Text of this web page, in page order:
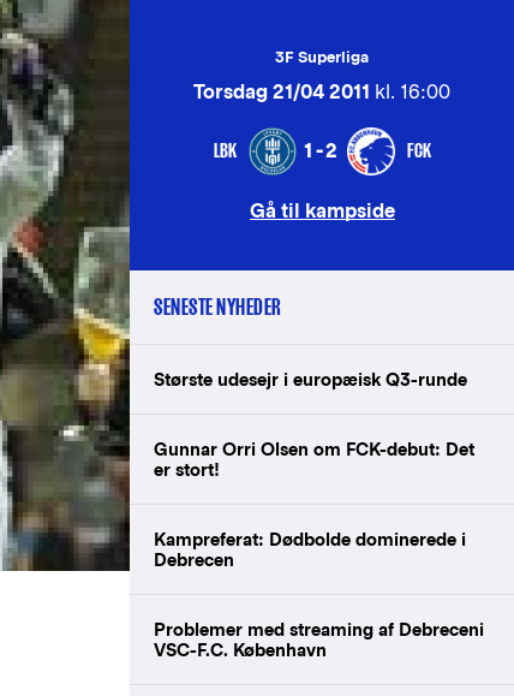
3F Superliga
Torsdag 21/04 2011 kl. 16:00
LBK 1-2 FCK
Gå til kampside
SENESTE NYHEDER
Største udesejr i europæisk Q3-runde
Gunnar Orri Olsen om FCK-debut: Det
er stort!
Kampreferat: Dødbolde dominerede i
Debrecen
Problemer med streaming af Debreceni
VSC-F.C. København